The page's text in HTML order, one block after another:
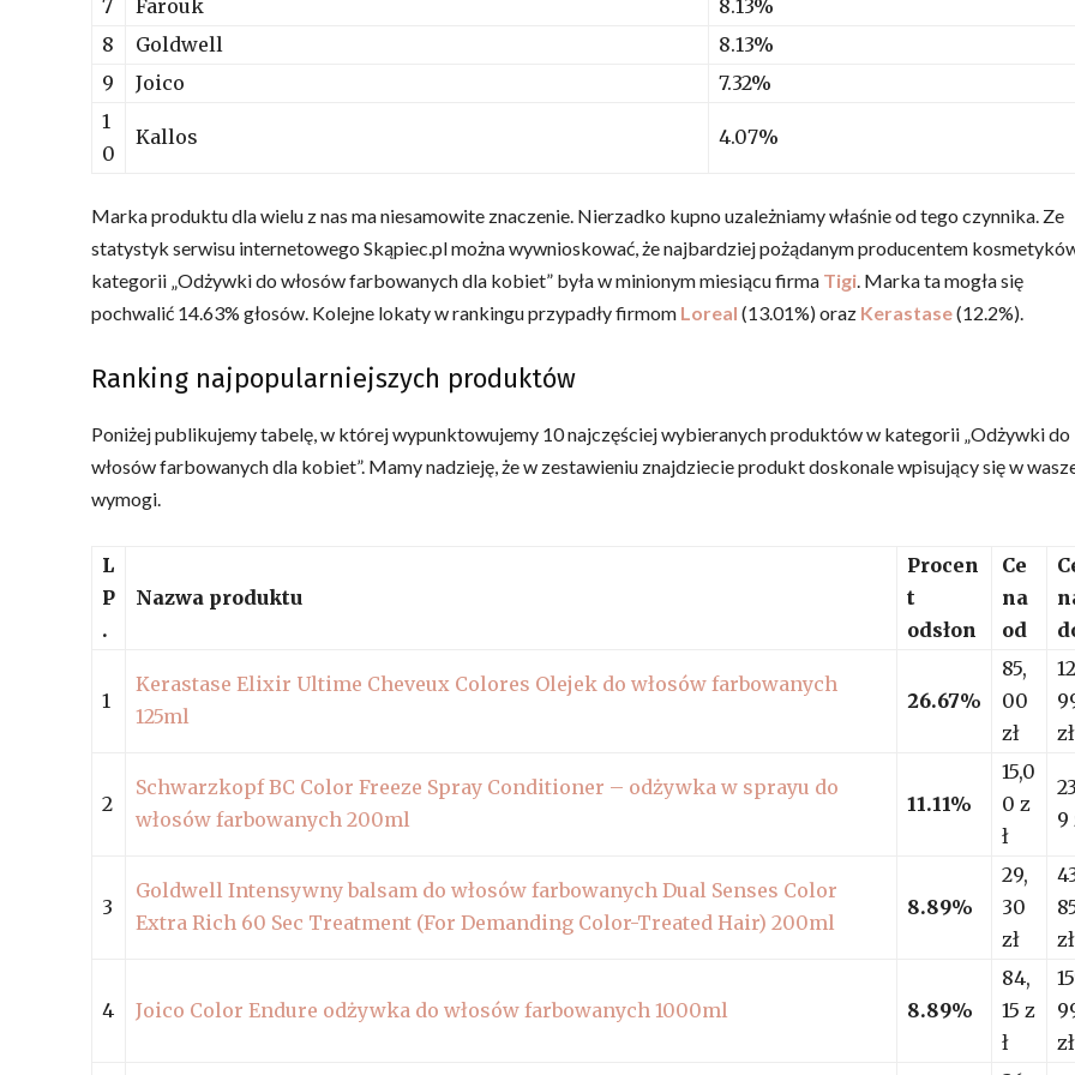
7
Farouk
8.13%
8
Goldwell
8.13%
9
Joico
7.32%
1
0
Kallos 4.07%
Marka produktu dla wielu z nas ma niesamowite znaczenie. Nierzadko kupno uzależniamy właśnie od tego czynnika. Ze
statystyk serwisu internetowego Skąpiec.pl można wywnioskować, że najbardziej pożądanym producentem
kategorii „Odżywki do włosów farbowanych dla kobiet” była w minionym miesiącu firma Tigi. Marka ta mogła się
pochwalić 14.63% głosów. Kolejne lokaty w rankingu przypadły firmom Loreal (13.01%) oraz Kerastase(12.2%).
Ranking najpopularniejszych produktów
Poniżej publikujemy tabelę, w której wypunktowujemy 10 najczęściej wybieranych produktów w kategorii „Odżywki do
włosów farbowanych dla kobiet”. Mamy nadzieję, że w zestawieniu znajdziecie produkt doskonale wpisujący się w
wymogi.
L
P
.
Nazwa produktu
Procen
t
odsłon
Ce
na
od
1
Kerastase Elixir Ultime Cheveux Colores Olejek do włosów farbowanych
125ml
26.67%
85,
00
zł
zł
2
Schwarzkopf BC Color Freeze Spray Conditioner – odżywka w sprayu do
włosów farbowanych 200ml
11.11%
15,0
0 z
ł
9
3
Goldwell Intensywny balsam do włosów farbowanych Dual Senses Color
Extra Rich 60 Sec Treatment (For Demanding Color-Treated Hair) 200ml
8.89%
29,
30
zł
zł
4 Joico Color Endure odżywka do włosów farbowanych 1000ml 8.89%
84,
15 z
ł
zł